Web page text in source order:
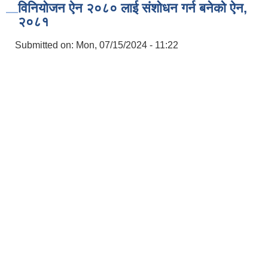
विनियोजन ऐन २०८० लाई संशोधन गर्न बनेको ऐन,
२०८१
Submitted on: Mon, 07/15/2024 - 11:22